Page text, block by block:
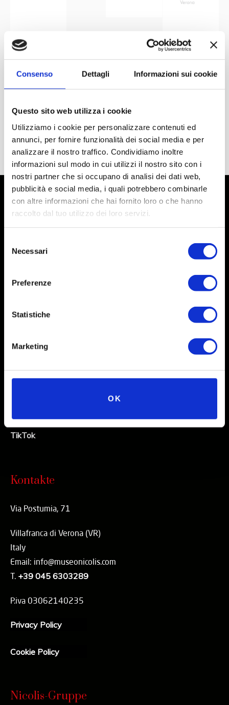
Consenso Dettagli Informazioni sui cookie
Questo sito web utilizza i cookie
Utilizziamo i cookie per personalizzare contenuti ed
annunci, per fornire funzionalità dei social media e per
analizzare il nostro traffico. Condividiamo inoltre
informazioni sul modo in cui utilizzi il nostro sito con i
nostri partner che si occupano di analisi dei dati web,
pubblicità e social media, i quali potrebbero combinarle
con altre informazioni che hai fornito loro o che hanno
raccolto dal tuo utilizzo dei loro servizi.
delNecessari
Preferenze
Statistiche
Marketing
OK
Social
X
Youtube
TikTok
Kontakte
Via Postumia, 71
Villafranca di Verona (VR)
Italy
Email: info@museonicolis.com
T. +39 045 6303289
P.iva 03062140235
Privacy Policy
Cookie Policy
Nicolis-Gruppe